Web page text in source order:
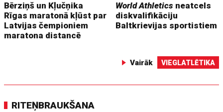
Bērziņš un Kļučņika
Rīgas maratonā kļūst par
Latvijas čempioniem
maratona distancē
World Athletics neatcels
diskvalifikāciju
Baltkrievijas sportistiem
Vairāk VIEGLATLĒTIKA
RITEŅBRAUKŠANA